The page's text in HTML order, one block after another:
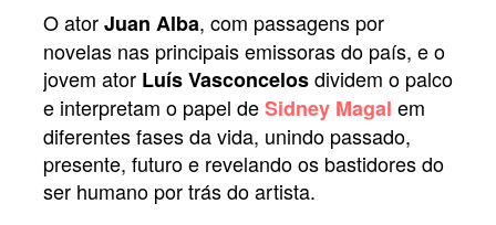
O atorJuan Alba, com passagens por
novelas nas principais emissoras do país, e o
jovem ator Luís Vasconcelosdividem o palco
e interpretam o papel deSidney Magal em
diferentes fases da vida, unindo passado,
presente, futuro e revelando os bastidores do
ser humano por trás do artista.